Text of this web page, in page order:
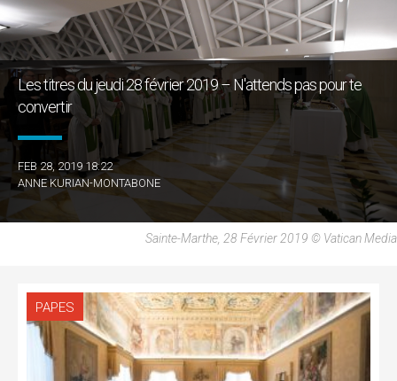
Les titres du jeudi 28 février 2019 – N'attends pas pour te
convertir
FEB 28, 2019 18:22
ANNE KURIAN-MONTABONE
Sainte-Marthe, 28 Février 2019 © Vatican Media
PAPES